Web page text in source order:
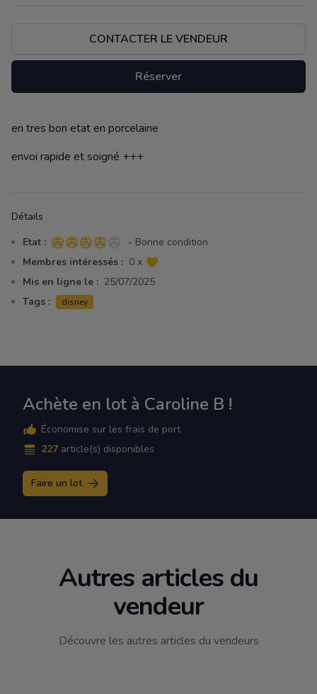
CONTACTER LE VENDEUR
Réserver
Description
en tres bon etat en porcelaine
envoi rapide et soigné +++
Détails
Etat : 4 sur 5 étoiles
- Bonne condition
Membres intéressés : 0 x
Mis en ligne le : 25/07/2025
Tags :
disney
Achète en lot à Caroline B !
Économise sur les frais de port
227 article(s) disponibles
Faire un lot
Autres articles du
vendeur
Découvre les autres articles du vendeurs